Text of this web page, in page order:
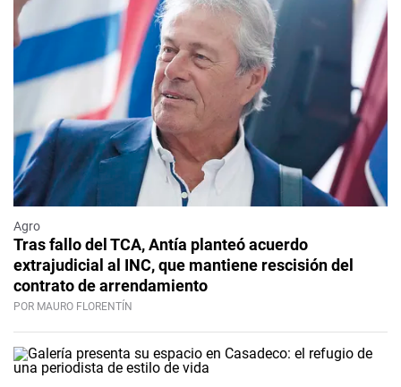
Agro
Tras fallo del TCA, Antía planteó acuerdo
extrajudicial al INC, que mantiene rescisión del
contrato de arrendamiento
POR MAURO FLORENTÍN